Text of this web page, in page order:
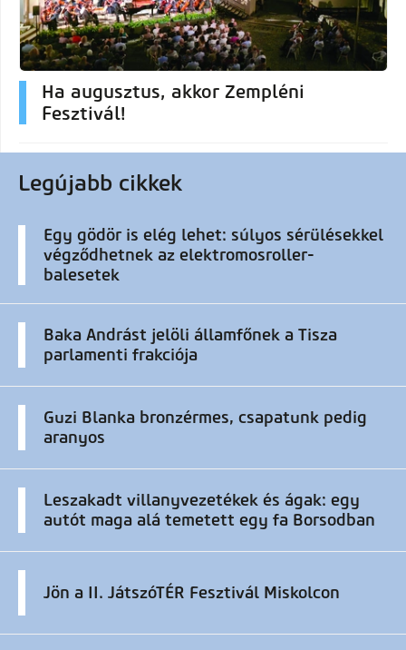
Ha augusztus, akkor Zempléni
Fesztivál!
Legújabb cikkek
Egy gödör is elég lehet: súlyos sérülésekkel
végződhetnek az elektromosroller-
balesetek
Baka Andrást jelöli államfőnek a Tisza
parlamenti frakciója
Guzi Blanka bronzérmes, csapatunk pedig
aranyos
Leszakadt villanyvezetékek és ágak: egy
autót maga alá temetett egy fa Borsodban
Jön a II. JátszóTÉR Fesztivál Miskolcon